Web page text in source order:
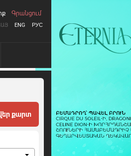
ENG РУС
Գրանցում
քարտ